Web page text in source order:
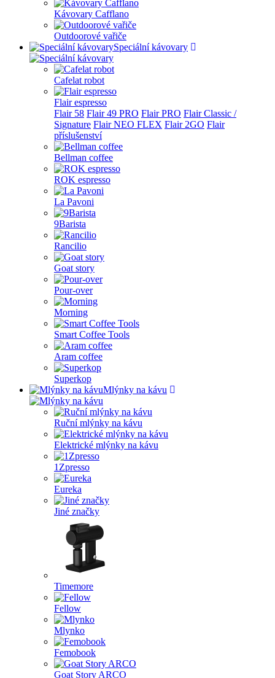
Kávovary Cafflano
Outdoorové vařiče
Speciální kávovary
Cafelat robot
Flair espresso
Flair 58 Flair 49 PRO Flair PRO Flair Classic /
Signature Flair NEO FLEX Flair 2GO Flair
příslušenství
Bellman coffee
ROK espresso
La Pavoni
9Barista
Rancilio
Goat story
Pour-over
Morning
Smart Coffee Tools
Aram coffee
Superkop
Mlýnky na kávu
Ruční mlýnky na kávu
Elektrické mlýnky na kávu
1Zpresso
Eureka
Jiné značky
Timemore
Fellow
Mlynko
Femobook
Goat Story ARCO